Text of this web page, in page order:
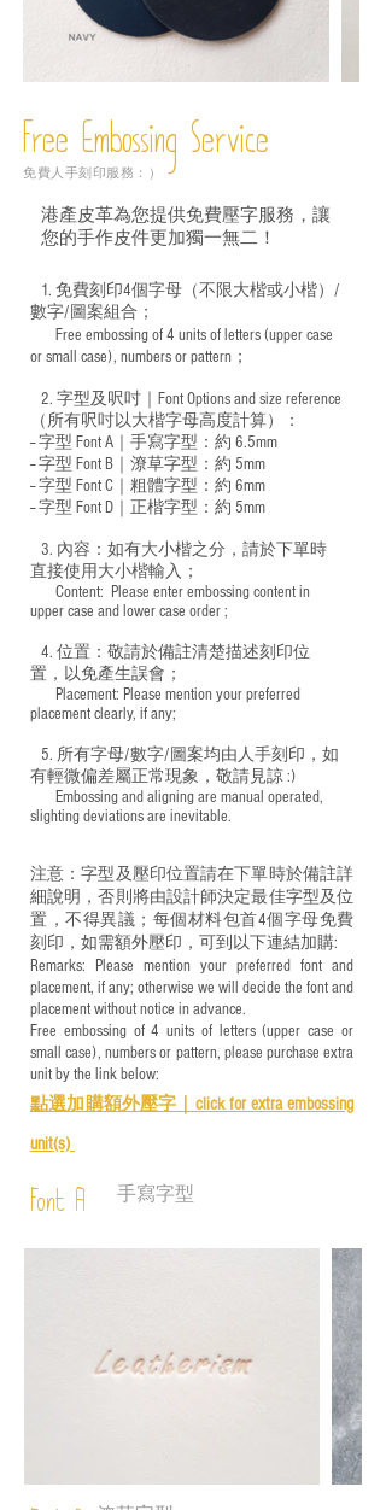
Free Embossing Service
免費人手刻印服務：）
港產皮革為您提供免費壓字服務，讓
您的手作皮件更加獨一無二！
1. 免費刻印4個字母（不限大楷或小楷）/
數字/圖案組合；
Free embossing of 4 units of letters (upper case
or small case), numbers or pattern；
2. 字型及呎吋｜ Font Options and size reference
（所有呎吋以大楷字母高度計算）：
-- 字型 Font A｜手寫字型：約 6.5mm
-- 字型 Font B｜潦草字型： 約 5mm
-- 字型 Font C｜粗體字型：約 6mm
-- 字型 Font D｜正楷字型： 約 5mm
3. 內容：如有大小楷之分，請於下單時
直接使用大小楷輸入；
​ Content: Please enter embossing content in
upper case and lower case order ;
4. 位置：敬請於備註清楚描述刻印位
置，以免產生誤會；
​ Placement: Please mention your preferred
placement clearly, if any;
5. 所有字母/數字/圖案均由人手刻印，如
有輕微偏差屬正常現象，敬請見諒 :)
​ Embossing and aligning are manual operated,
slighting deviations are inevitable.
注意：字型及壓印位置請在下單時於備註詳
細說明，否則將由設計師決定最佳字型及位
置，不得異議；每個材料包首4個字母免費
刻印，如需額外壓印，可到以下連結加購:
Remarks: Please mention your preferred font and
placement, if any; otherwise we will decide the font and
placement without notice in advance.
Free embossing of 4 units of letters (upper case or
small case), numbers or pattern, please purchase extra
unit by the link below:
點選加購額外壓字｜ click for extra embossing
unit(s)
Font A 手寫字型